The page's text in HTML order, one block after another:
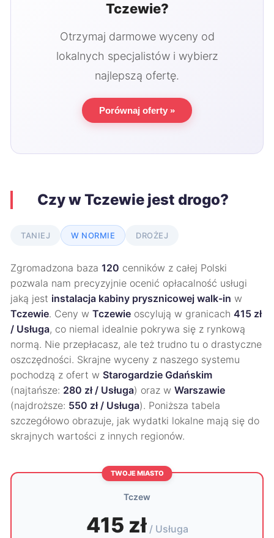
Tczewie?
Otrzymaj darmowe wyceny od
lokalnych specjalistów i wybierz
najlepszą ofertę.
Porównaj oferty »
Czy w Tczewie jest drogo?
TANIEJ W NORMIE DROŻEJ
Zgromadzona baza 120 cenników z całej Polski
pozwala nam precyzyjnie ocenić opłacalność usługi
jaką jest instalacja kabiny prysznicowej walk-in w
Tczewie. Ceny w Tczewie oscylują w granicach 415 zł
/ Usługa, co niemal idealnie pokrywa się z rynkową
normą. Nie przepłacasz, ale też trudno tu o drastyczne
oszczędności. Skrajne wyceny z naszego systemu
pochodzą z ofert w Starogardzie Gdańskim
(najtańsze: 280 zł / Usługa) oraz w Warszawie
(najdroższe: 550 zł / Usługa). Poniższa tabela
szczegółowo obrazuje, jak wydatki lokalne mają się do
skrajnych wartości z innych regionów.
TWOJE MIASTO
Tczew
415 zł / Usługa